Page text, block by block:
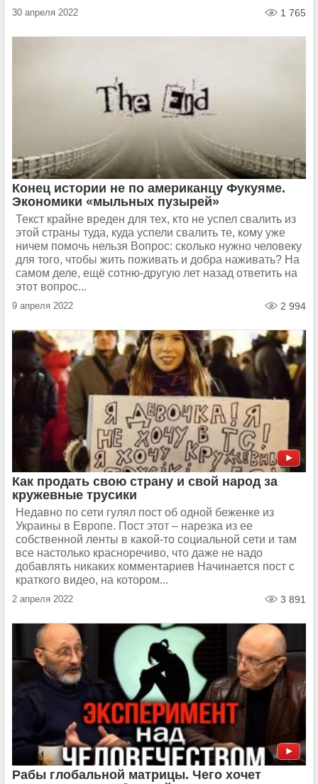
30 апреля 2022 1 765
Конец истории не по американцу Фукуяме.
Экономики «мыльных пузырей»
Текст крайне вреден для тех, кто не успел свалить из
этой страны туда, куда успели свалить те, кому уже
ничем помочь нельзя Вопрос: сколько нужно человеку
для того, чтобы жить поживать и добра наживать? На
самом деле, ещё сотню-другую лет назад ответить на
этот вопрос...
9 апреля 2022 2 994
Как продать свою страну и свой народ за
кружевные трусики
Недавно по сети гулял пост об одной беженке из
Украины в Европе. Пост этот – нарезка из ее
собственной ленты в какой-то социальной сети и там
все настолько красноречиво, что даже не надо
добавлять никаких комментариев Начинается пост с
краткого видео, на котором...
2 апреля 2022 3 891
Рабы глобальной матрицы. Чего хочет